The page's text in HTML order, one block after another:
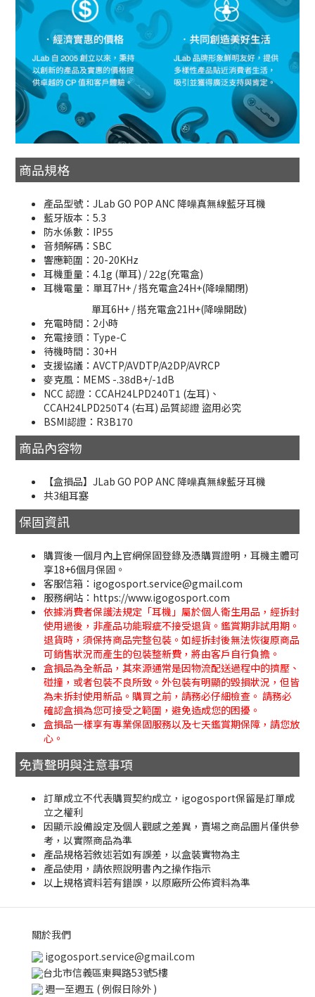
商品規格
產品型號：JLab GO POP ANC 降噪真無線藍牙耳機
藍牙版本：5.3
防水係數：IP55
音頻解碼：SBC
響應範圍：20-20KHz
耳機重量：4.1g (單耳) / 22g(充電盒)
耳機電量：單耳7H+ / 搭充電盒24H+(降噪關閉)
單耳6H+ / 搭充電盒21H+(降噪開啟)
充電時間：2小時
充電接頭：Type-C
待機時間：30+H
支援協議：AVCTP/AVDTP/A2DP/AVRCP
麥克風：MEMS -.38dB+/-1dB
NCC 認證：CCAH24LPD240T1 (左耳)、
CCAH24LPD250T4 (右耳) 品質認證 盜用必究
BSMI認證：R3B170
商品內容物
【盒損品】JLab GO POP ANC 降噪真無線藍牙耳機
共3組耳塞
保固資訊
購買後一個月內上官網保固登錄及憑購買證明，耳機主體可
享18+6個月保固。
客服信箱：igogosport.service@gmail.com
服務網站：https://www.igogosport.com
依據消費者保護法規定「耳機」屬於個人衛生用品，經拆封
使用過後，非產品功能瑕疵不接受退貨。鑑賞期非試用期。
退貨時，須保持商品完整包裝。如經拆封後無法恢復原商品
可銷售狀況而產生的包裝整新費，將由客戶自行負擔。
盒損品為全新品，其來源通常是因物流配送過程中的擠壓、
碰撞，或者包裝不良所致。外包裝有明顯的毀損狀況，但皆
為未拆封使用新品。購買之前，請務必仔細檢查。 請務必
確認盒損為您可接受之範圍，避免造成您的困擾。
盒損品一樣享有專業保固服務以及七天鑑賞期保障，請您放
心。
免責聲明與注意事項
訂單成立不代表購買契約成立，igogosport保留是訂單成
立之權利
因顯示設備設定及個人觀感之差異，賣場之商品圖片僅供參
考，以實際商品為準
產品規格若敘述若如有誤差，以盒裝實物為主
產品使用，請依照說明書內之操作指示
以上規格資料若有錯誤，以原廠所公佈資料為準
關於我們
igogosport.service@gmail.com
台北市信義區東興路53號5樓
週一至週五 ( 例假日除外 )